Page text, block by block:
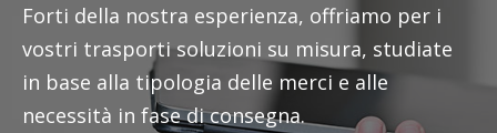
Forti della nostra esperienza, offriamo per i
vostri trasporti soluzioni su misura, studiate
in base alla tipologia delle merci e alle
necessità in fase di consegna.